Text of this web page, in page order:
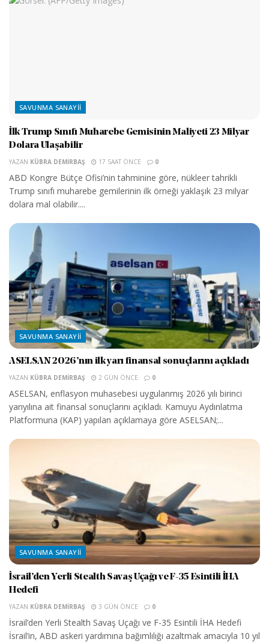
SAVUNMA SANAYII
İlk Trump Sınıfı Muharebe Gemisinin Maliyeti 23 Milyar
Dolara Ulaşabilir
YAZAN KÜBRA DEMIRBAŞ 17 SAAT ÖNCE 0
ABD Kongre Bütçe Ofisi’nin tahminine göre, nükleer tahrikli
Trump sınıfı muharebe gemilerinin ilk örneği yaklaşık 23 milyar
dolara mal olabilir....
SAVUNMA SANAYII
ASELSAN 2026’nın ilk yarı finansal sonuçlarını açıkladı
YAZAN KÜBRA DEMIRBAŞ 2 GÜN ÖNCE 0
ASELSAN, enflasyon muhasebesi uygulanmış 2026 yılı birinci
yarıyılına ait finansal sonuçlarını açıkladı. Kamuyu Aydınlatma
Platformuna (KAP) yapılan açıklamaya göre ASELSAN;...
SAVUNMA SANAYII
İsrail’den Yerli Stealth Savaş Uçağı ve F-35 Esintili İHA
Hedefi
YAZAN KÜBRA DEMIRBAŞ 3 GÜN ÖNCE 0
İsrail’den Yerli Stealth Savaş Uçağı ve F-35 Esintili İHA Hedefi
İsrail’in, ABD askeri yardımına bağımlılığı azaltmak amacıyla 10 yıl